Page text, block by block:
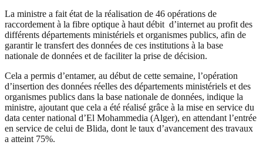
La ministre a fait état de la réalisation de 46 opérations de
raccordement à la fibre optique à haut débit d’internet au profit des
différents départements ministériels et organismes publics, afin de
garantir le transfert des données de ces institutions à la base
nationale de données et de faciliter la prise de décision.
Cela a permis d’entamer, au début de cette semaine, l’opération
d’insertion des données réelles des départements ministériels et des
organismes publics dans la base nationale de données, indique la
ministre, ajoutant que cela a été réalisé grâce à la mise en service du
data center national d’El Mohammedia (Alger), en attendant l’entrée
en service de celui de Blida, dont le taux d’avancement des travaux
a atteint 75%.